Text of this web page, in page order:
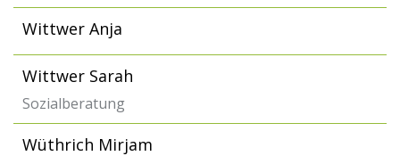
Wittwer Anja
Wittwer Sarah
Sozialberatung
Wüthrich Mirjam